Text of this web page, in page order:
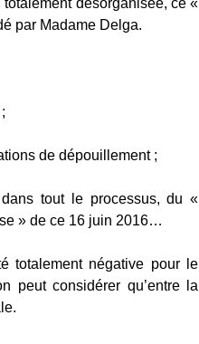
désorganisée, ce «
par Madame Delga.
de dépouillement ;
tout le processus, du «
» de ce 16 juin 2016…
totalement négative pour le
peut considérer qu’entre la